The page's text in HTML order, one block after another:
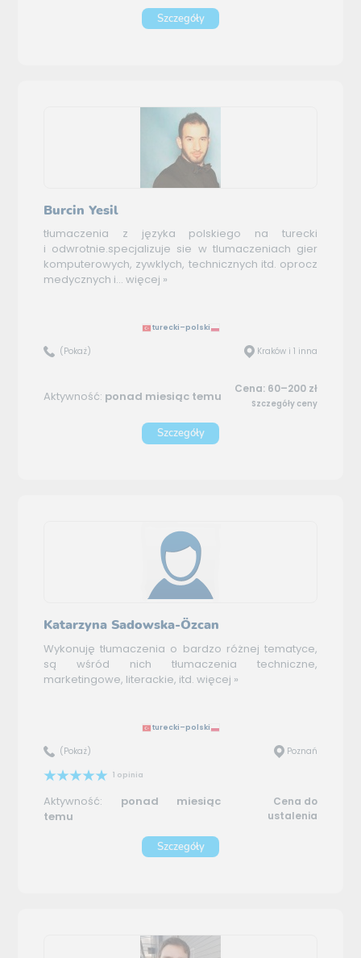
Szczegóły
Burcin Yesil
tłumaczenia z języka polskiego na turecki
i odwrotnie.specjalizuje sie w tlumaczeniach gier
komputerowych, zywklych, technicznych itd. oprocz
medycznych i... więcej »
turecki–polski
(Pokaż) Kraków i 1 inna
Aktywność: ponad miesiąc temu Cena: 60–200 zł
Szczegóły ceny
Szczegóły
Katarzyna Sadowska-Özcan
Wykonuję tłumaczenia o bardzo różnej tematyce,
są wśród nich tłumaczenia techniczne,
marketingowe, literackie, itd. więcej »
turecki–polski
(Pokaż) Poznań
1 opinia
Aktywność: ponad miesiąc
temu
Cena do
ustalenia
Szczegóły